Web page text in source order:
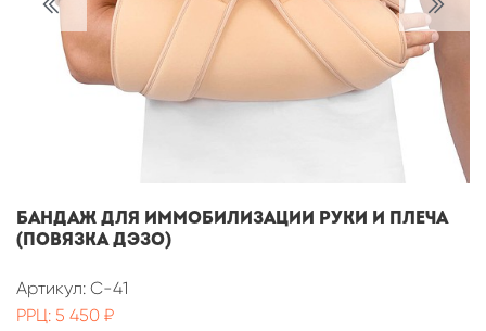
Бандаж для иммобилизации руки и плеча
(повязка ДЭЗО)
Артикул: C-41
РРЦ: 5 450 ₽